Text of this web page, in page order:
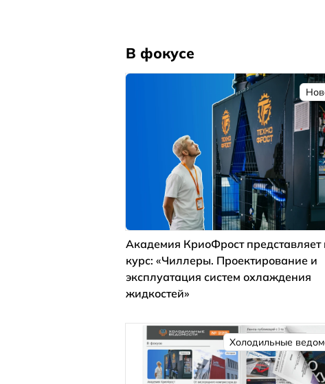
В фокусе
Академия КриоФрост представляет
курс: «Чиллеры. Проектирование и
эксплуатация систем охлаждения
жидкостей»
Холодильные